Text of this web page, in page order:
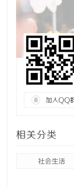
加入QQ
相关分类
社会生活